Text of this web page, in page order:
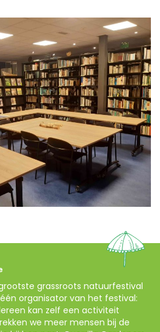
grassroots natuurfestival
organisator van het festival:
kan zelf een activiteit
we meer mensen bij de